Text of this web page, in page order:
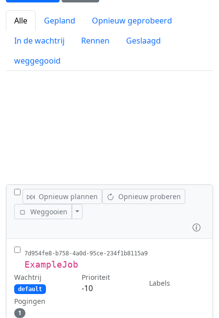
Alle Gepland
Opnieuw geprobeerd
In de wachtrij
Rennen
Geslaagd
weggegooid
WISSEL ALLE VACATURES AF
Opnieuw plannen
Opnieuw proberen
Weggooien
Acties wisselen
7d954fe8-b758-4a0d-95ce-234f1b8115a9
ExampleJob
Wachtrij
default
Prioriteit
-10
Labels
Pogingen
1